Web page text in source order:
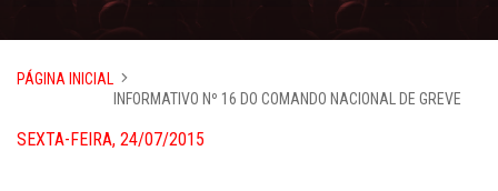
PÁGINA INICIAL
INFORMATIVO Nº 16 DO COMANDO NACIONAL DE GREVE
SEXTA-FEIRA, 24/07/2015